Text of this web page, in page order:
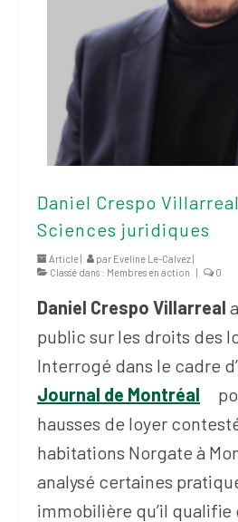
Daniel Crespo
Sciences juridiques
Article | par Eveline Le-Calvez|
Classé dans : Membres en action | 0
Daniel Crespo Villarreal
public sur les droits des
Interrogé dans le cadre
Journal de Montréal
hausses de loyer
habitations Norgate à
analysé certaines
immobilière qu’il qualifie